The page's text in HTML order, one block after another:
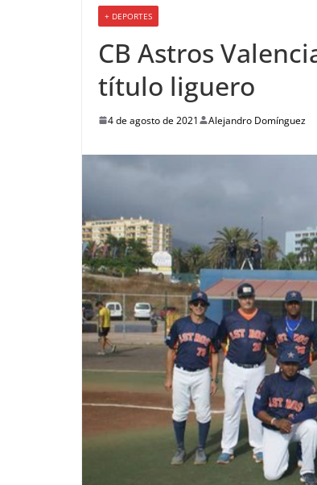
+ DEPORTES
CB Astros
título liguero
4 de agosto de 2021 Alejandro Domínguez